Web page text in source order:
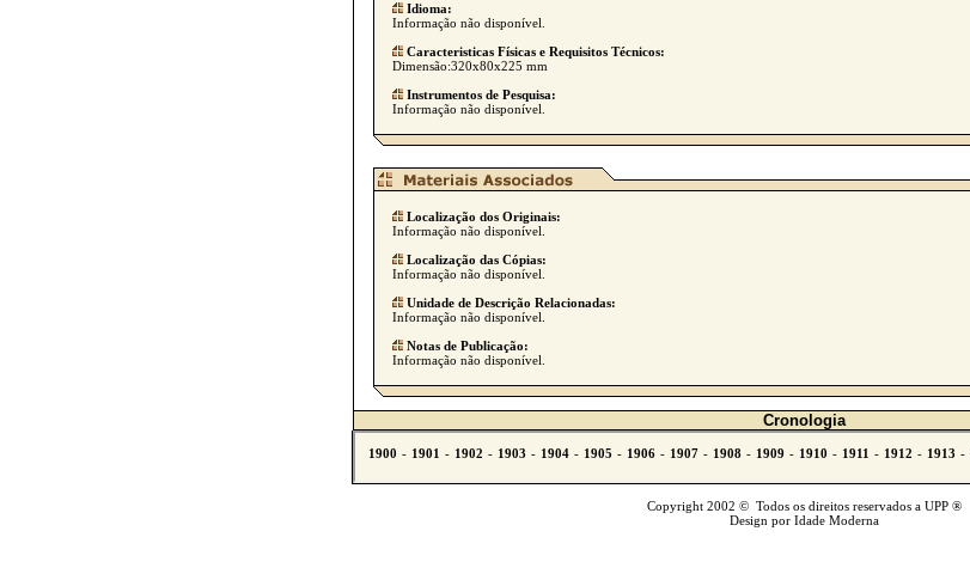
Idioma:
Informação não disponível.
Caracteristicas Físicas e Requisitos Técnicos:
Dimensão:320x80x225 mm
Instrumentos de Pesquisa:
Informação não disponível.
Localização dos Originais:
Informação não disponível.
Localização das Cópias:
Informação não disponível.
Unidade de Descrição Relacionadas:
Informação não disponível.
Notas de Publicação:
Informação não disponível.
Cronologia
Copyright 2002 © Todos os direitos reservados a UPP ®
Design por Idade Moderna